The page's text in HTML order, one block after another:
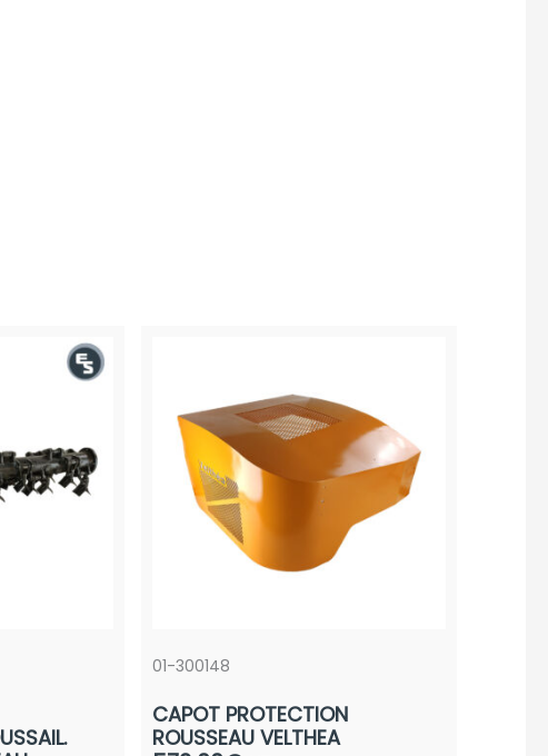
01-300148
CAPOT PROTECTION
ROUSSEAU VELTHEA